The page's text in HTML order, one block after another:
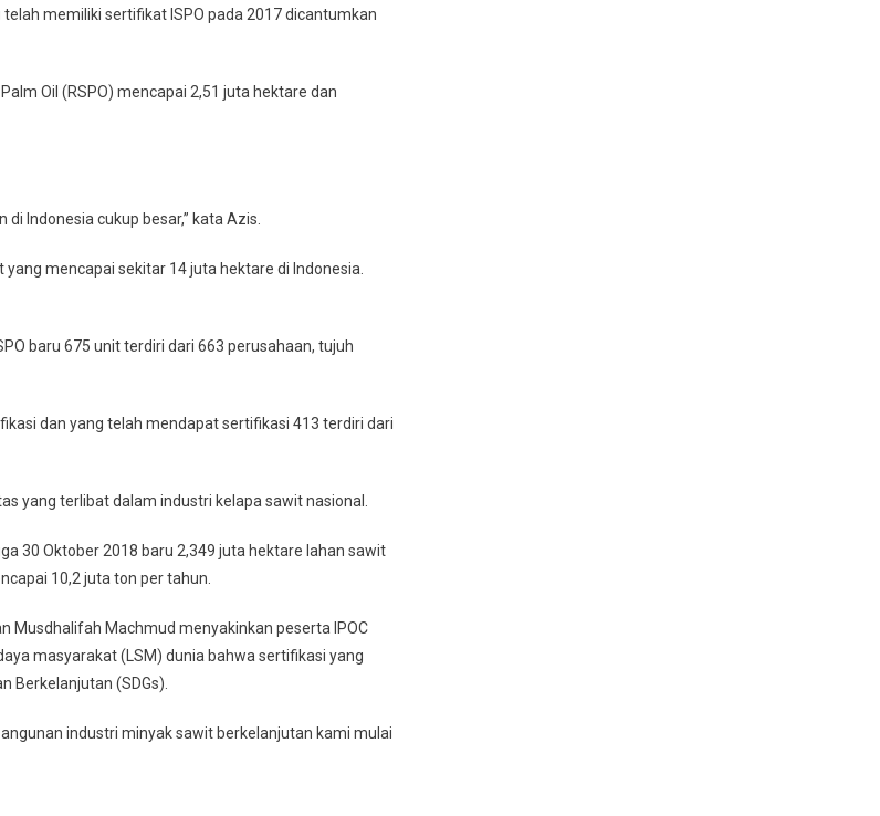
memiliki sertifikat ISPO pada 2017 dicantumkan
Oil (RSPO) mencapai 2,51 juta hektare dan
Indonesia cukup besar,” kata Azis.
mencapai sekitar 14 juta hektare di Indonesia.
baru 675 unit terdiri dari 663 perusahaan, tujuh
dan yang telah mendapat sertifikasi 413 terdiri dari
yang terlibat dalam industri kelapa sawit nasional.
30 Oktober 2018 baru 2,349 juta hektare lahan sawit
10,2 juta ton per tahun.
Musdhalifah Machmud menyakinkan peserta IPOC
masyarakat (LSM) dunia bahwa sertifikasi yang
Berkelanjutan (SDGs).
industri minyak sawit berkelanjutan kami mulai